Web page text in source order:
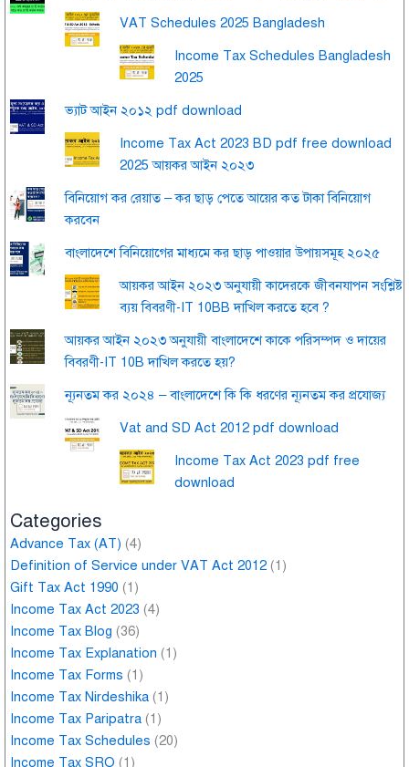
VAT Schedules 2025 Bangladesh
Income Tax Schedules Bangladesh
2025
ভ্যাট আইন ২০১২ pdf download
Income Tax Act 2023 BD pdf free download
2025 আয়কর আইন ২০২৩
বিনিয়োগ কর রেয়াত – কর ছাড় পেতে আয়ের কত টাকা বিনিয়োগ
করবেন
বাংলাদেশে বিনিয়োগের মাধ্যমে কর ছাড় পাওয়ার উপায়সমূহ ২০২৫
আয়কর আইন ২০২৩ অনুযায়ী কাদেরকে জীবনযাপন সংশ্লিষ্ট
ব্যয় বিবরণী-IT 10BB দাখিল করতে হবে ?
আয়কর আইন ২০২৩ অনুযায়ী বাংলাদেশে কাকে পরিসম্পদ ও দায়ের
বিবরণী-IT 10B দাখিল করতে হয়?
ন্যূনতম কর ২০২৪ – বাংলাদেশে কি কি ধরণের ন্যূনতম কর প্রযোজ্য
Vat and SD Act 2012 pdf download
Income Tax Act 2023 pdf free
download
Categories
Advance Tax (AT) (4)
Definition of Service under VAT Act 2012 (1)
Gift Tax Act 1990 (1)
Income Tax Act 2023 (4)
Income Tax Blog (36)
Income Tax Explanation (1)
Income Tax Forms (1)
Income Tax Nirdeshika (1)
Income Tax Paripatra (1)
Income Tax Schedules (20)
Income Tax SRO (1)